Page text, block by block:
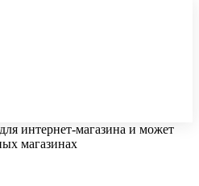
интернет-магазина и может
магазинах